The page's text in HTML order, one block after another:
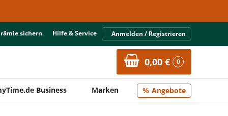
sichern Hilfe & Service Anmelden / Registrieren
0,00 € 0
Business Marken Angebote